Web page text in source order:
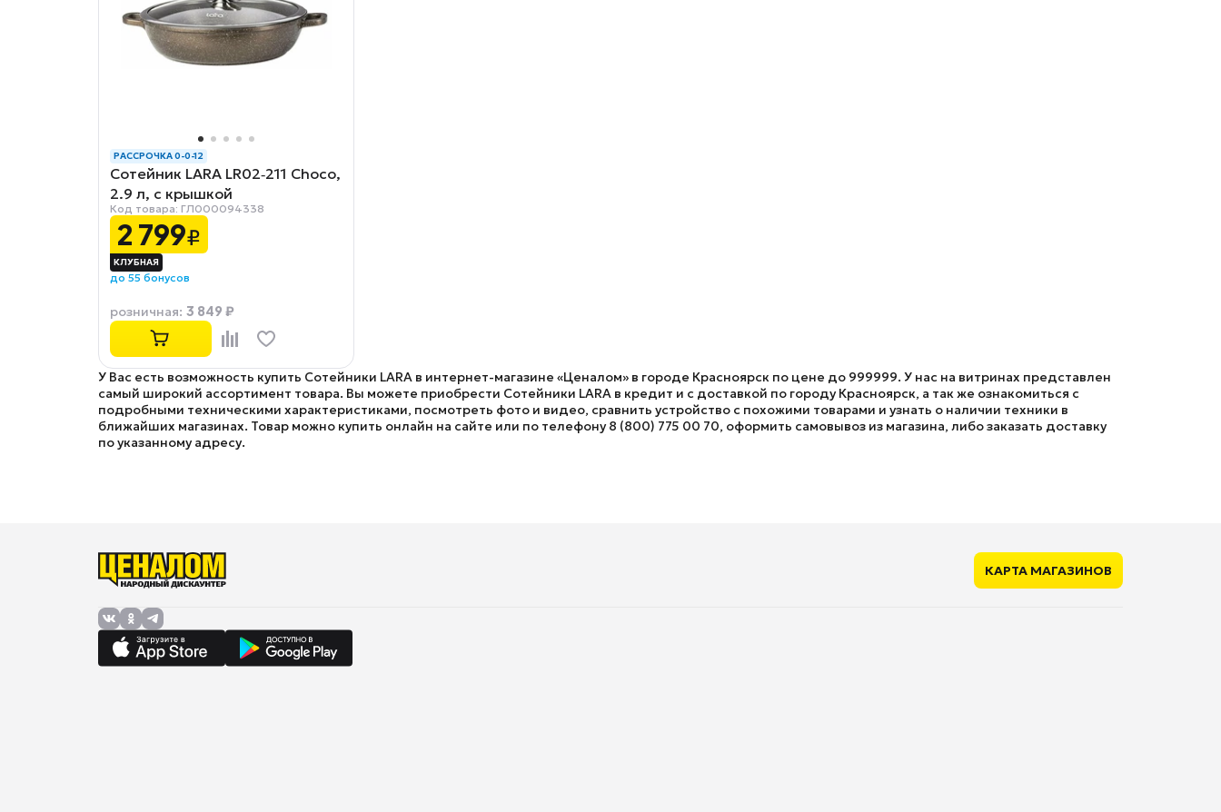
РАССРОЧКА 0-0-12
Сотейник LARA LR02‑211 Choco,
2.9 л, с крышкой
Код товара: ГЛ000094338
2 799₽
до 55 бонусов
розничная: 3 849 ₽
У Вас есть возможность купить Сотейники LARA в интернет-магазине «Ценалом» в городе Красноярск по цене до 999999. У нас на витринах представлен
самый широкий ассортимент товара. Вы можете приобрести Сотейники LARA в кредит и с доставкой по городу Красноярск, а так же ознакомиться с
подробными техническими характеристиками, посмотреть фото и видео, сравнить устройство с похожими товарами и узнать о наличии техники в
ближайших магазинах. Товар можно купить онлайн на сайте или по телефону 8 (800) 775 00 70, оформить самовывоз из магазина, либо заказать доставку
по указанному адресу.
КАРТА МАГАЗИНОВ